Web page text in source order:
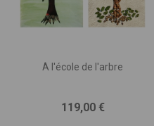
À l'école de l'arbre
Prix
119,00 €